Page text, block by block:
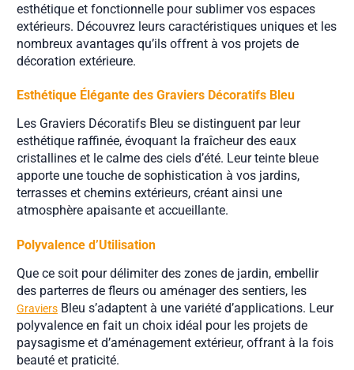
esthétique et fonctionnelle pour sublimer vos espaces
extérieurs. Découvrez leurs caractéristiques uniques et les
nombreux avantages qu’ils offrent à vos projets de
décoration extérieure.
Esthétique Élégante des Graviers Décoratifs Bleu
Les Graviers Décoratifs Bleu se distinguent par leur
esthétique raffinée, évoquant la fraîcheur des eaux
cristallines et le calme des ciels d’été. Leur teinte bleue
apporte une touche de sophistication à vos jardins,
terrasses et chemins extérieurs, créant ainsi une
atmosphère apaisante et accueillante.
Polyvalence d’Utilisation
Que ce soit pour délimiter des zones de jardin, embellir
des parterres de fleurs ou aménager des sentiers, les
GraviersBleu s’adaptent à une variété d’applications. Leur
polyvalence en fait un choix idéal pour les projets de
paysagisme et d’aménagement extérieur, offrant à la fois
beauté et praticité.